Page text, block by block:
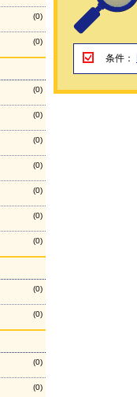
(0)
(0)
(0)
(0)
(0)
(0)
(0)
(0)
(0)
(0)
(0)
(0)
(0)
条件：